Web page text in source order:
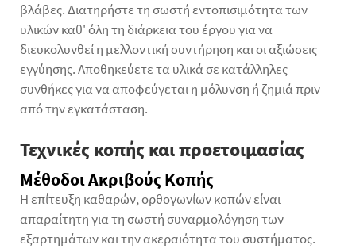
βλάβες. Διατηρήστε τη σωστή εντοπισιμότητα των
υλικών καθ' όλη τη διάρκεια του έργου για να
διευκολυνθεί η μελλοντική συντήρηση και οι αξιώσεις
εγγύησης. Αποθηκεύετε τα υλικά σε κατάλληλες
συνθήκες για να αποφεύγεται η μόλυνση ή ζημιά πριν
από την εγκατάσταση.
Τεχνικές κοπής και προετοιμασίας
Μέθοδοι Ακριβούς Κοπής
Η επίτευξη καθαρών, ορθογωνίων κοπών είναι
απαραίτητη για τη σωστή συναρμολόγηση των
εξαρτημάτων και την ακεραιότητα του συστήματος.